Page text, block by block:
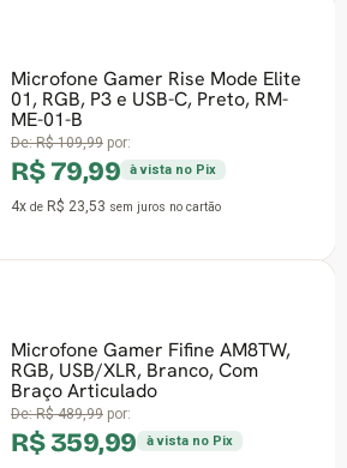
Microfone Gamer Rise Mode Elite
01, RGB, P3 e USB-C, Preto, RM-
ME-01-B
De:R$ 109,99 por:
R$ 79,99 à vista no Pix
4x de R$ 23,53 sem juros no cartão
Microfone Gamer Fifine AM8TW,
RGB, USB/XLR, Branco, Com
Braço Articulado
De:R$ 489,99 por:
R$ 359,99 à vista no Pix